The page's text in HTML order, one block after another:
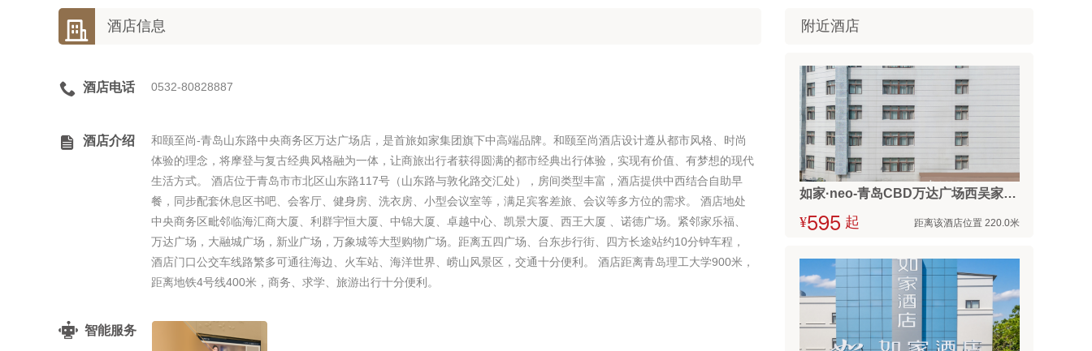
 酒店信息
 酒店电话 0532-80828887
 酒店介绍
和颐至尚-青岛山东路中央商务区万达广场店，是首旅如家集团旗下中高端品牌。和颐至尚酒店设计遵从都市风格、时尚
体验的理念，将摩登与复古经典风格融为一体，让商旅出行者获得圆满的都市经典出行体验，实现有价值、有梦想的现代
生活方式。 酒店位于青岛市市北区山东路117号（山东路与敦化路交汇处），房间类型丰富，酒店提供中西结合自助早
餐，同步配套休息区书吧、会客厅、健身房、洗衣房、小型会议室等，满足宾客差旅、会议等多方位的需求。 酒店地处
中央商务区毗邻临海汇商大厦、利群宇恒大厦、中锦大厦、卓越中心、凯景大厦、西王大厦 、诺德广场。紧邻家乐福、
万达广场，大融城广场，新业广场，万象城等大型购物广场。距离五四广场、台东步行街、四方长途站约10分钟车程，
酒店门口公交车线路繁多可通往海边、火车站、海洋世界、崂山风景区，交通十分便利。 酒店距离青岛理工大学900米，
距离地铁4号线400米，商务、求学、旅游出行十分便利。
智能服务
附近酒店
如家·neo-青岛CBD万达广场西吴家村地铁站店
¥ 起 距离该酒店位置 220.0米